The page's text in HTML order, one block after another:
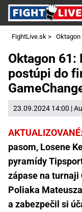
FightLive.sk > Oktagon
Oktagon
postúpi do
23.09.2024 14:00 |
AKTUALIZOVANÉ:
pasom, Losene
pyramídy
zápase na turnaji
Poliaka
a zabezpečil si